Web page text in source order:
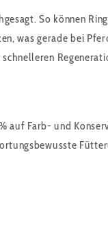
So können
was gerade bei
auf Farb- und